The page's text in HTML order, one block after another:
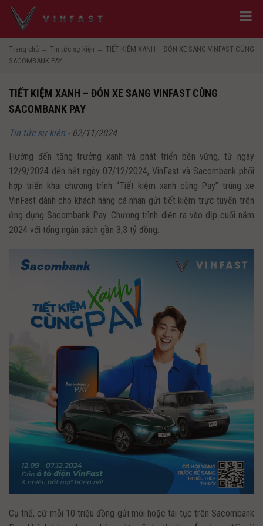
Trang chủ → Tin tức sự kiện → TIẾT KIỆM XANH – ĐÓN XE SANG VINFAST CÙNG
SACOMBANK PAY
TIẾT KIỆM XANH – ĐÓN XE SANG VINFAST CÙNG
SACOMBANK PAY
Tin tức sự kiện - 02/11/2024
Hướng đến tăng trưởng xanh và phát triển bền vững, từ ngày
12/9/2024 đến hết ngày 07/12/2024, VinFast và Sacombank phối
hợp triển khai chương trình “Tiết kiệm xanh cùng Pay” trúng xe
VinFast dành cho khách hàng cá nhân gửi tiết kiệm trực tuyến trên
ứng dụng Sacombank Pay. Chương trình diễn ra vào dịp cuối năm
2024 với tổng ngân sách gần 3,3 tỷ đồng.
Cụ thể, cứ mỗi 10 triệu đồng gửi mới hoặc tái tục trên Sacombank